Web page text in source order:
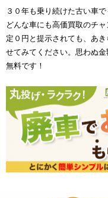
３０年も乗り続けた古い車
どんな車にも高価買取のチ
定０円と提示されても、あ
せてみてください。思わぬ
無料です！